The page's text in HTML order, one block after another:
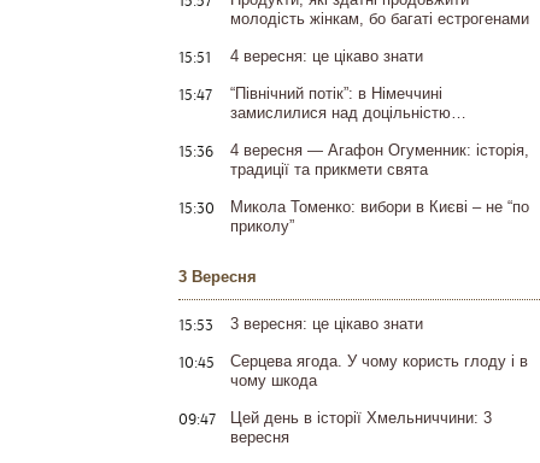
молодість жінкам, бо багаті естрогенами
15:51 4 вересня: це цікаво знати
15:47
“Північний потік”: в Німеччині
замислилися над доцільністю…
15:36
4 вересня — Агафон Огуменник: історія,
традиції та прикмети свята
15:30
Микола Томенко: вибори в Києві – не “по
приколу”
3 Вересня
15:53 3 вересня: це цікаво знати
10:45
Серцева ягода. У чому користь глоду і в
чому шкода
09:47
Цей день в історії Хмельниччини: 3
вересня